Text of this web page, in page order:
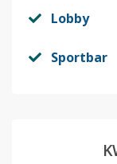
Lobby
Sportbar